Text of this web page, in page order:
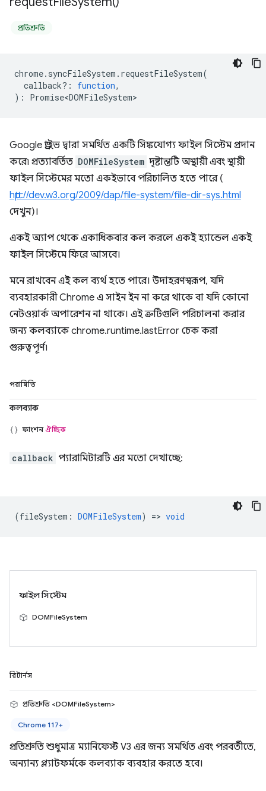
প্রতিশ্রুতি
chrome. syncFileSystem . requestFileSystem(
callback? : function,
) : Promise<DOMFileSystem>
Google ড্রাইভ দ্বারা সমর্থিত একটি সিঙ্কযোগ্য ফাইল সিস্টেম প্রদান
করে৷ প্রত্যাবর্তিত DOMFileSystem দৃষ্টান্তটি অস্থায়ী এবং স্থায়ী
ফাইল সিস্টেমের মতো একইভাবে পরিচালিত হতে পারে (
http://dev.w3.org/2009/dap/file-system/file-dir-sys.html
দেখুন)।
একই অ্যাপ থেকে একাধিকবার কল করলে একই হ্যান্ডেল একই
ফাইল সিস্টেমে ফিরে আসবে।
মনে রাখবেন এই কল ব্যর্থ হতে পারে। উদাহরণস্বরূপ, যদি
ব্যবহারকারী Chrome এ সাইন ইন না করে থাকে বা যদি কোনো
নেটওয়ার্ক অপারেশন না থাকে। এই ত্রুটিগুলি পরিচালনা করার
জন্য কলব্যাকে chrome.runtime.lastError চেক করা
গুরুত্বপূর্ণ৷
পরামিতি
কলব্যাক
ফাংশনঐচ্ছিক
callback প্যারামিটারটি এর মতো দেখাচ্ছে:
(fileSystem : DOMFileSystem) => void
ফাইল সিস্টেম
DOMFileSystem
রিটার্নস
প্রতিশ্রুতি <DOMFileSystem>
Chrome 117+
প্রতিশ্রুতি শুধুমাত্র ম্যানিফেস্ট V3 এর জন্য সমর্থিত এবং পরবর্তীতে,
অন্যান্য প্ল্যাটফর্মকে কলব্যাক ব্যবহার করতে হবে।